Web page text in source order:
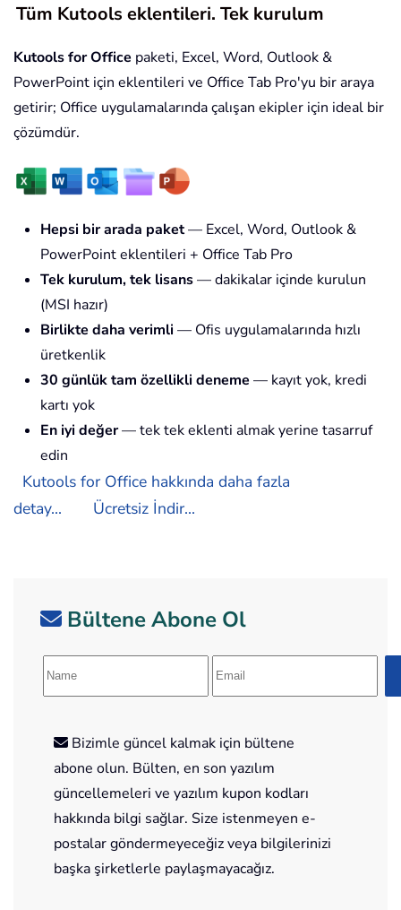
Tüm Kutools eklentileri. Tek kurulum
Kutools for Office paketi, Excel, Word, Outlook &
PowerPoint için eklentileri ve Office Tab Pro'yu bir araya
getirir; Office uygulamalarında çalışan ekipler için ideal bir
çözümdür.
Hepsi bir arada paket— Excel, Word, Outlook &
PowerPoint eklentileri + Office Tab Pro
Tek kurulum, tek lisans— dakikalar içinde kurulun
(MSI hazır)
Birlikte daha verimli — Ofis uygulamalarında hızlı
üretkenlik
30 günlük tam özellikli deneme — kayıt yok, kredi
kartı yok
En iyi değer— tek tek eklenti almak yerine tasarruf
edin
Kutools for Office hakkında daha fazla
detay...
Ücretsiz İndir...
Bültene Abone Ol
Bizimle güncel kalmak için bültene
abone olun. Bülten, en son yazılım
güncellemeleri ve yazılım kupon kodları
hakkında bilgi sağlar. Size istenmeyen e-
postalar göndermeyeceğiz veya bilgilerinizi
başka şirketlerle paylaşmayacağız.